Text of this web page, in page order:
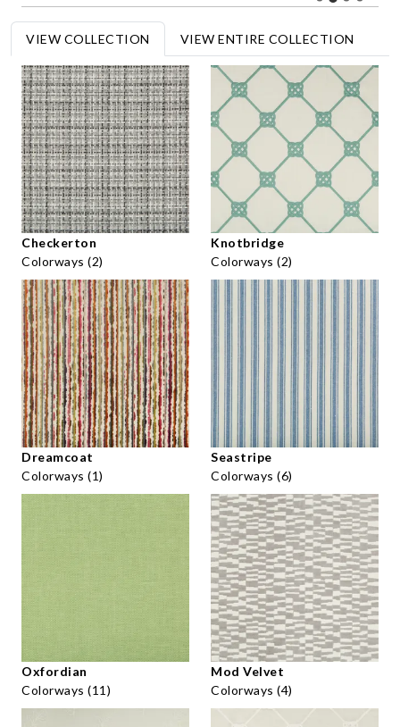
VIEW COLLECTION VIEW ENTIRE COLLECTION
Checkerton
Colorways (2)
Knotbridge
Colorways (2)
Dreamcoat
Colorways (1)
Seastripe
Colorways (6)
Oxfordian
Colorways (11)
Mod Velvet
Colorways (4)